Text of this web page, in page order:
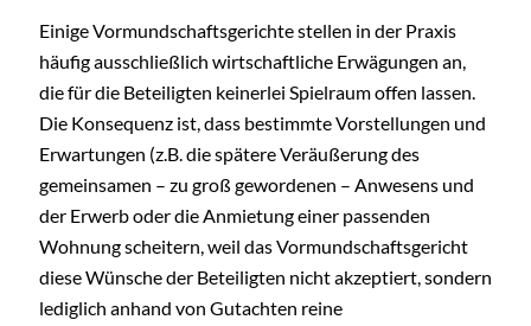
Einige Vormundschaftsgerichte stellen in der Praxis
häufig ausschließlich wirtschaftliche Erwägungen an,
die für die Beteiligten keinerlei Spielraum offen lassen.
Die Konsequenz ist, dass bestimmte Vorstellungen und
Erwartungen (z.B. die spätere Veräußerung des
gemeinsamen – zu groß gewordenen – Anwesens und
der Erwerb oder die Anmietung einer passenden
Wohnung scheitern, weil das Vormundschaftsgericht
diese Wünsche der Beteiligten nicht akzeptiert, sondern
lediglich anhand von Gutachten reine